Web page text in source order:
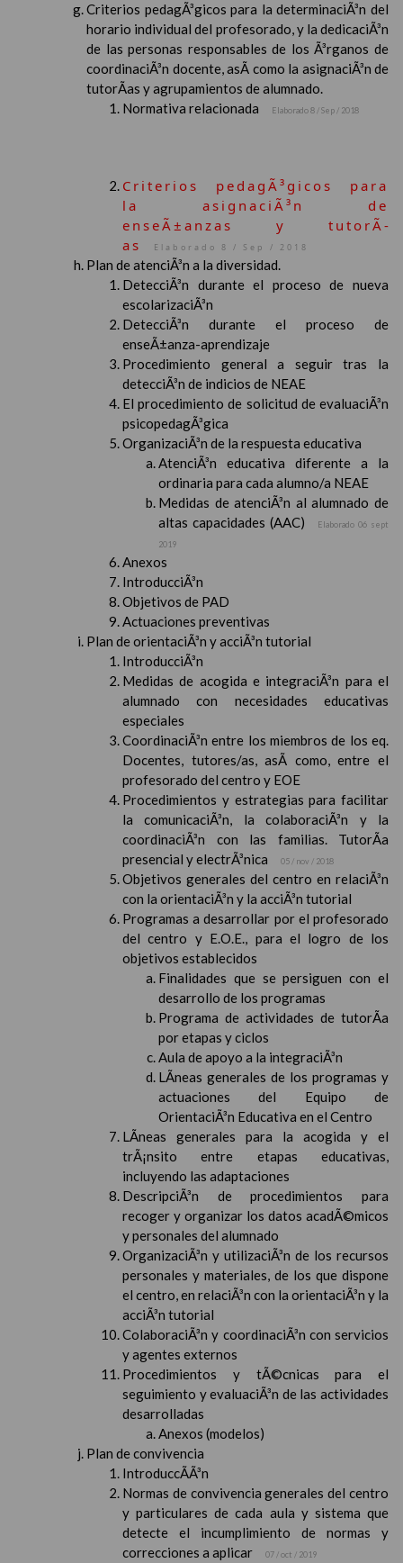
Criterios pedagÃ³gicos para la determinaciÃ³n del
horario individual del profesorado, y la dedicaciÃ³n
de las personas responsables de los Ã³rganos de
coordinaciÃ³n docente, asÃ­ como la asignaciÃ³n de
tutorÃ­as y agrupamientos de alumnado.
Normativa relacionada
Elaborado 8 / Sep / 2018
Criterios pedagÃ³gicos para
la asignaciÃ³n de
enseÃ±anzas y tutorÃ­
as
Elaborado 8 / Sep / 2018
Plan de atenciÃ³n a la diversidad.
DetecciÃ³n durante el proceso de nueva
escolarizaciÃ³n
DetecciÃ³n durante el proceso de
enseÃ±anza-aprendizaje
Procedimiento general a seguir tras la
detecciÃ³n de indicios de NEAE
El procedimiento de solicitud de evaluaciÃ³n
psicopedagÃ³gica
OrganizaciÃ³n de la respuesta educativa
AtenciÃ³n educativa diferente a la
ordinaria para cada alumno/a NEAE
Medidas de atenciÃ³n al alumnado de
altas capacidades (AAC)
Elaborado 06 sept
2019
Anexos
IntroducciÃ³n
Objetivos de PAD
Actuaciones preventivas
Plan de orientaciÃ³n y acciÃ³n tutorial
IntroducciÃ³n
Medidas de acogida e integraciÃ³n para el
alumnado con necesidades educativas
especiales
CoordinaciÃ³n entre los miembros de los eq.
Docentes, tutores/as, asÃ­ como, entre el
profesorado del centro y EOE
Procedimientos y estrategias para facilitar
la comunicaciÃ³n, la colaboraciÃ³n y la
coordinaciÃ³n con las familias. TutorÃ­a
presencial y electrÃ³nica
05 / nov / 2018
Objetivos generales del centro en relaciÃ³n
con la orientaciÃ³n y la acciÃ³n tutorial
Programas a desarrollar por el profesorado
del centro y E.O.E., para el logro de los
objetivos establecidos
Finalidades que se persiguen con el
desarrollo de los programas
Programa de actividades de tutorÃ­a
por etapas y ciclos
Aula de apoyo a la integraciÃ³n
LÃ­neas generales de los programas y
actuaciones del Equipo de
OrientaciÃ³n Educativa en el Centro
LÃ­neas generales para la acogida y el
trÃ¡nsito entre etapas educativas,
incluyendo las adaptaciones
DescripciÃ³n de procedimientos para
recoger y organizar los datos acadÃ©micos
y personales del alumnado
OrganizaciÃ³n y utilizaciÃ³n de los recursos
personales y materiales, de los que dispone
el centro, en relaciÃ³n con la orientaciÃ³n y la
acciÃ³n tutorial
ColaboraciÃ³n y coordinaciÃ³n con servicios
y agentes externos
Procedimientos y tÃ©cnicas para el
seguimiento y evaluaciÃ³n de las actividades
desarrolladas
Anexos (modelos)
Plan de convivencia
IntroduccÃ­Ã³n
Normas de convivencia generales del centro
y particulares de cada aula y sistema que
detecte el incumplimiento de normas y
correcciones a aplicar
07 / oct / 2019